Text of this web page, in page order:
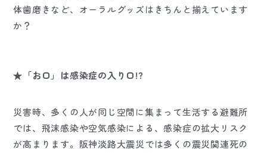
体歯磨きなど、オーラルグッズはきちんと揃えています
か？
★「お口」は感染症の入り口!?
災害時、多くの人が同じ空間に集まって生活する避難所
では、飛沫感染や空気感染による、感染症の拡大リスク
が高まります。阪神淡路大震災では多くの震災関連死の